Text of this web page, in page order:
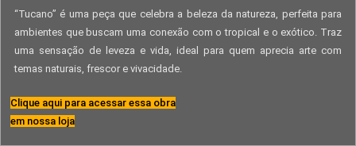
“Tucano” é uma peça que celebra a beleza da natureza, perfeita para
ambientes que buscam uma conexão com o tropical e o exótico. Traz
uma sensação de leveza e vida, ideal para quem aprecia arte com
temas naturais, frescor e vivacidade.
Clique aqui para acessar essa obra
em nossa loja